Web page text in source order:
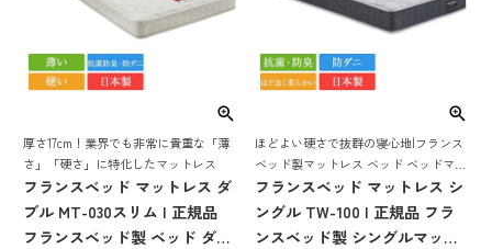
厚さ17cm！業界でも非常に貴重な「薄
さ」「硬さ」に特化したマットレス
フランスベッド マットレス ダ
ブル MT-030スリム | 正規品
フランスベッド製 ベッド ダブ
ほどよい硬さで抜群の寝心地|フランス
ベッド製マットレス ベッド ベッドマッ
ト ベッドマットレス ベットマット コ
イルスプリング フランスベット 日本製
フランスベッド マットレス シ
ングル TW-100 | 正規品 フラ
ンスベッド製 シングルマット